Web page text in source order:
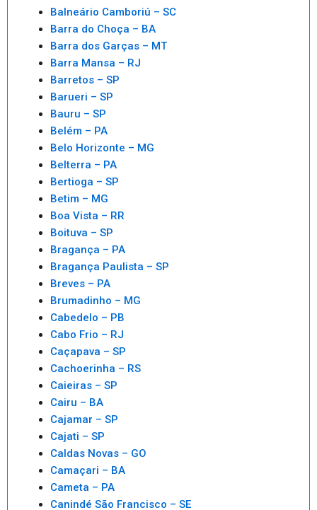
Balneário Camboriú – SC
Barra do Choça – BA
Barra dos Garças – MT
Barra Mansa – RJ
Barretos – SP
Barueri – SP
Bauru – SP
Belém – PA
Belo Horizonte – MG
Belterra – PA
Bertioga – SP
Betim – MG
Boa Vista – RR
Boituva – SP
Bragança – PA
Bragança Paulista – SP
Breves – PA
Brumadinho – MG
Cabedelo – PB
Cabo Frio – RJ
Caçapava – SP
Cachoerinha – RS
Caieiras – SP
Cairu – BA
Cajamar – SP
Cajati – SP
Caldas Novas – GO
Camaçari – BA
Cameta – PA
Canindé São Francisco – SE